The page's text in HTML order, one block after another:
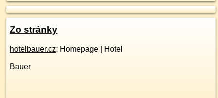
Zo stránky
hotelbauer.cz: Homepage | Hotel
Bauer